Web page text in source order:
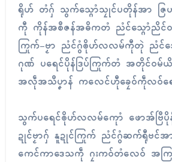
ရိုဟ် တံဂှ် သွက်သ္ဂောံသၠုၚ်ပတိုန်အာ ဇြ
ကီု ကိုန်အစဳဇန်အဓိကတံ ညံၚ်သ္ဂောံညိၚ်
ကြုက်-ဗၟာ ညံၚ်ဂွံၜိုဟ်လလမ်ကီုတုဲ ညံၚ်သ္ဂ
ဂုဏ် ပရေၚ်ပိုန်ဒြပ်ကြုက်တံ အတိုၚ်ဝ
အလဵုအသဳပၞာန် ကလေၚ်ဟီုခၠေဝ်ကဵုလဝ်ရေ
သွက်ပရေၚ်ၜိုဟ်လလမ်ကေုာံ ဖောအ်ဗြဳပို
ဍုၚ်ဗၟာဂှ် နူဍုၚ်ကြုက် ညံၚ်ဂွံဆက်ရီုဗၚ်အ
ကေၚ်ကာဒေသကဵု ဂၠးကဝ်တံလေဝ် အကြ